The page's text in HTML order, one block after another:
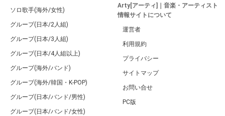
ソロ歌手(海外/女性)
グループ(日本/2人組)
グループ(日本/3人組)
グループ(日本/4人組以上)
グループ(海外/バンド)
グループ(海外/韓国・K-POP)
グループ(日本/バンド/男性)
グループ(日本/バンド/女性)
Arty[アーティ]｜音楽・アーティスト
情報サイトについて
運営者
利用規約
プライバシー
サイトマップ
お問い合せ
PC版